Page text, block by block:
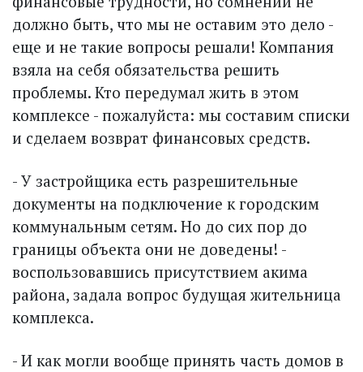
должно быть, что мы не оставим это дело -
еще и не такие вопросы решали! Компания
взяла на себя обязательства решить
проблемы. Кто передумал жить в этом
комплексе - пожалуйста: мы составим списки
и сделаем возврат финансовых средств.
- У застройщика есть разрешительные
документы на подключение к городским
коммунальным сетям. Но до сих пор до
границы объекта они не доведены! -
воспользовавшись присутствием акима
района, задала вопрос будущая жительница
комплекса.
- И как могли вообще принять часть домов в